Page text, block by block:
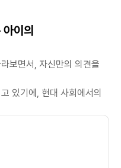
이의
보면서, 자신만의 의견을
있기에, 현대 사회에서의